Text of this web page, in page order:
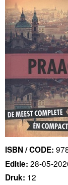
ISBN / CODE:
Editie: 28-05-
Druk: 12